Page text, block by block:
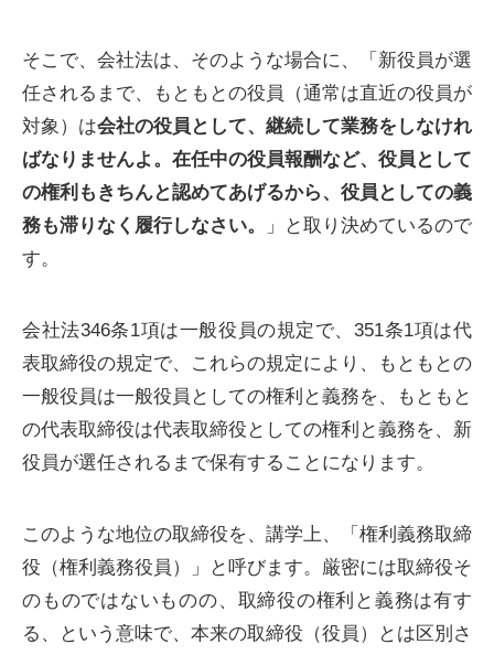
そこで、会社法は、そのような場合に、「新役員が選
任されるまで、もともとの役員（通常は直近の役員が
対象）は会社の役員として、継続して業務をしなけれ
ばなりませんよ。在任中の役員報酬など、役員として
の権利もきちんと認めてあげるから、役員としての義
務も滞りなく履行しなさい。
」と取り決めているので
す。
会社法346条1項は一般役員の規定で、351条1項は代
表取締役の規定で、これらの規定により、もともとの
一般役員は一般役員としての権利と義務を、もともと
の代表取締役は代表取締役としての権利と義務を、新
役員が選任されるまで保有することになります。
このような地位の取締役を、講学上、「権利義務取締
役（権利義務役員）」と呼びます。厳密には取締役そ
のものではないものの、取締役の権利と義務は有す
る、という意味で、本来の取締役（役員）とは区別さ